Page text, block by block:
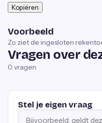
Kopiëren
Voorbeeld
Zo ziet de ingesloten
Vragen over
0 vragen
Stel je eigen vraag